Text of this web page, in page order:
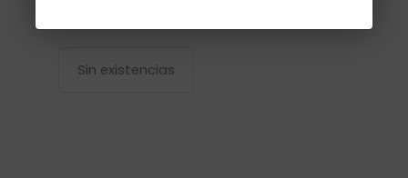
Sin existencias